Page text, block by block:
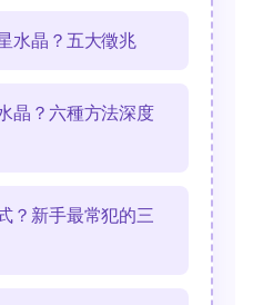
水晶？五大徵兆
晶？六種方法深度
？新手最常犯的三